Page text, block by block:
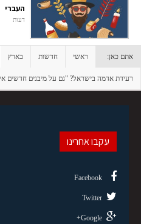
העברי
דעות
אתם כאן: ראשי חדשות בארץ
רעידת אדמה בישראל? "גם על מיבנים חדשים
עקבו אחרינו
Facebook
Twitter
Google+